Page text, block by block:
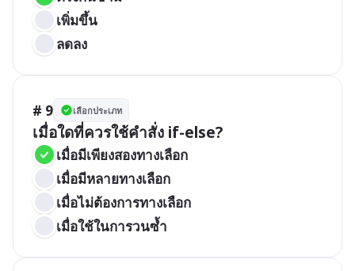
เพิ่มขึ้น
ลดลง
# 9 เลือกประเภท
เมื่อใดที่ควรใช้คำสั่ง if-else?
เมื่อมีเพียงสองทางเลือก
เมื่อมีหลายทางเลือก
เมื่อไม่ต้องการทางเลือก
เมื่อใช้ในการวนซ้ำ